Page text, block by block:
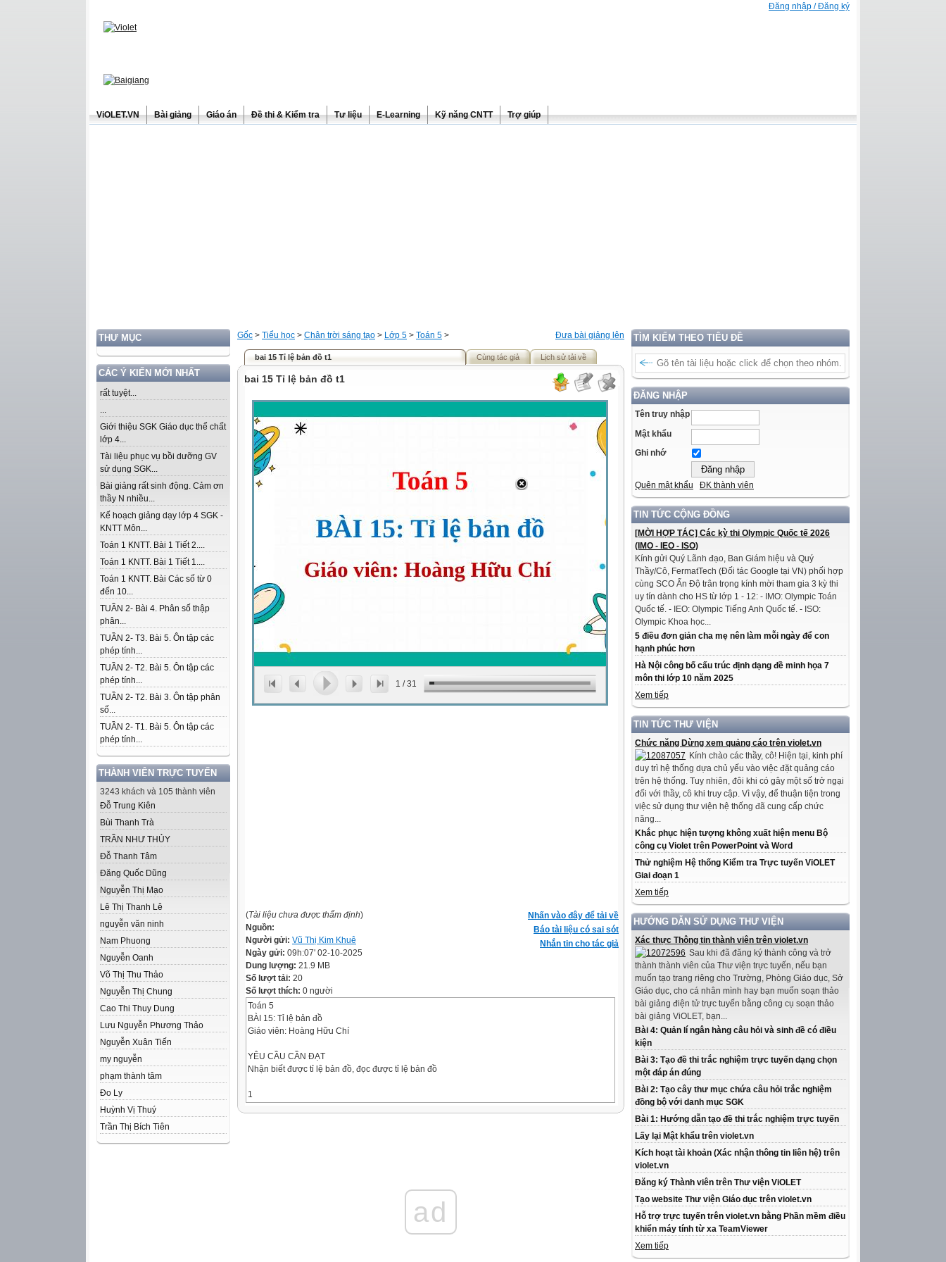
Đăng nhập / Đăng ký
ViOLET.VN Bài giảng Giáo án Đề thi & Kiểm tra Tư liệu E-Learning Kỹ năng CNTT Trợ giúp
THƯ MỤC
CÁC Ý KIẾN MỚI NHẤT
rất tuyệt...
...
Giới thiệu SGK Giáo dục thể chất
lớp 4...
Tài liệu phục vụ bồi dưỡng GV
sử dụng SGK...
Bài giảng rất sinh động. Cảm ơn
thầy N nhiều...
Kế hoạch giảng dạy lớp 4 SGK -
KNTT Môn...
Toán 1 KNTT. Bài 1 Tiết 2....
Toán 1 KNTT. Bài 1 Tiết 1....
Toán 1 KNTT. Bài Các số từ 0
đến 10...
TUẦN 2- Bài 4. Phân số thập
phân...
TUẦN 2- T3. Bài 5. Ôn tập các
phép tính...
TUẦN 2- T2. Bài 5. Ôn tập các
phép tính...
TUẦN 2- T2. Bài 3. Ôn tập phân
số...
TUẦN 2- T1. Bài 5. Ôn tập các
phép tính...
THÀNH VIÊN TRỰC TUYẾN
3243 khách và 105 thành viên
Đỗ Trung Kiên
Bùi Thanh Trà
TRẦN NHƯ THỦY
Đỗ Thanh Tâm
Đăng Quốc Dũng
Nguyễn Thị Mạo
Lê Thị Thanh Lê
nguyễn văn ninh
Nam Phuong
Nguyễn Oanh
Võ Thị Thu Thảo
Nguyễn Thị Chung
Cao Thi Thuy Dung
Lưu Nguyễn Phương Thảo
Nguyễn Xuân Tiến
my nguyễn
phạm thành tâm
Đo Ly
Huỳnh Vị Thuý
Trần Thị Bích Tiên
TÌM KIẾM THEO TIÊU ĐỀ
ĐĂNG NHẬP
Tên truy nhập
Mật khẩu
Ghi nhớ
Quên mật khẩu ĐK thành viên
TIN TỨC CỘNG ĐỒNG
[MỜI HỢP TÁC] Các kỳ thi Olympic Quốc tế 2026
(IMO - IEO - ISO)
Kính gửi Quý Lãnh đạo, Ban Giám hiệu và Quý
Thầy/Cô, FermatTech (Đối tác Google tại VN) phối hợp
cùng SCO Ấn Độ trân trọng kính mời tham gia 3 kỳ thi
uy tín dành cho HS từ lớp 1 - 12: - IMO: Olympic Toán
Quốc tế. - IEO: Olympic Tiếng Anh Quốc tế. - ISO:
Olympic Khoa học...
5 điều đơn giản cha mẹ nên làm mỗi ngày để con
hạnh phúc hơn
Hà Nội công bố cấu trúc định dạng đề minh họa 7
môn thi lớp 10 năm 2025
Xem tiếp
TIN TỨC THƯ VIỆN
Chức năng Dừng xem quảng cáo trên violet.vn
Kính chào các thầy, cô! Hiện tại, kinh phí
duy trì hệ thống dựa chủ yếu vào việc đặt quảng cáo
trên hệ thống. Tuy nhiên, đôi khi có gây một số trở ngại
đối với thầy, cô khi truy cập. Vì vậy, để thuận tiện trong
việc sử dụng thư viện hệ thống đã cung cấp chức
năng...
Khắc phục hiện tượng không xuất hiện menu Bộ
công cụ Violet trên PowerPoint và Word
Thử nghiệm Hệ thống Kiểm tra Trực tuyến ViOLET
Giai đoạn 1
Xem tiếp
HƯỚNG DẪN SỬ DỤNG THƯ VIỆN
Xác thực Thông tin thành viên trên violet.vn
Sau khi đã đăng ký thành công và trở
thành thành viên của Thư viện trực tuyến, nếu bạn
muốn tạo trang riêng cho Trường, Phòng Giáo dục, Sở
Giáo dục, cho cá nhân mình hay bạn muốn soạn thảo
bài giảng điện tử trực tuyến bằng công cụ soạn thảo
bài giảng ViOLET, bạn...
Bài 4: Quản lí ngân hàng câu hỏi và sinh đề có điều
kiện
Bài 3: Tạo đề thi trắc nghiệm trực tuyến dạng chọn
một đáp án đúng
Bài 2: Tạo cây thư mục chứa câu hỏi trắc nghiệm
đồng bộ với danh mục SGK
Bài 1: Hướng dẫn tạo đề thi trắc nghiệm trực tuyến
Lấy lại Mật khẩu trên violet.vn
Kích hoạt tài khoản (Xác nhận thông tin liên hệ) trên
violet.vn
Đăng ký Thành viên trên Thư viện ViOLET
Tạo website Thư viện Giáo dục trên violet.vn
Hỗ trợ trực tuyến trên violet.vn bằng Phần mềm điều
khiển máy tính từ xa TeamViewer
Xem tiếp
Đưa bài giảng lên
Gốc > Tiểu học > Chân trời sáng tạo > Lớp 5 > Toán 5 >
bai 15 Tỉ lệ bản đồ t1 Cùng tác giả Lịch sử tải về
bai 15 Tỉ lệ bản đồ t1
1 /31
Nhấn vào đây để tải về
Báo tài liệu có sai sót
Nhắn tin cho tác giả
(Tài liệu chưa được thẩm định)
Nguồn:
Người gửi: Vũ Thị Kim Khuê
Ngày gửi: 09h:07' 02-10-2025
Dung lượng: 21.9 MB
Số lượt tải: 20
Số lượt thích: 0 người
Toán 5
BÀI 15: Tỉ lệ bản đồ
Giáo viên: Hoàng Hữu Chí
YÊU CẦU CẦN ĐẠT
Nhận biết được tỉ lệ bản đồ, đọc được tỉ lệ bản đồ
1
ad